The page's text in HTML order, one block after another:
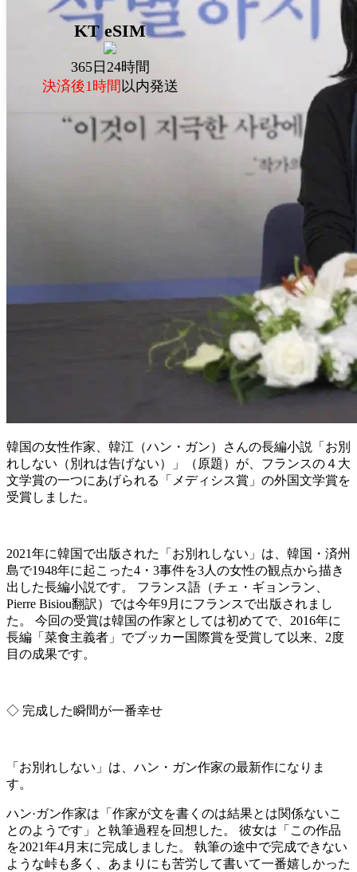
KT eSIM
365日24時間
決済後1時間 以内発送
韓国の女性作家、韓江（ハン・ガン）さんの長編小説「お別
れしない（別れは告げない）
」（原題）が、フランスの４大
文学賞の一つにあげられる「メディシス賞」の外国文学賞を
受賞しました。
2021年に韓国で出版された「お別れしない」は、韓国・済州
島で1948年に起こった4・3事件を3人の女性の観点から描き
出した長編小説です。 フランス語（チェ・ギョンラン、
Pierre Bisiou翻訳）では今年9月にフランスで出版されまし
た。 今回の受賞は韓国の作家としては初めてで、2016年に
長編「菜食主義者」でブッカー国際賞を受賞して以来、2度
目の成果です。
◇ 完成した瞬間が一番幸せ
「お別れしない」は、ハン・ガン作家の最新作になりま
す。
ハン·ガン作家は「作家が文を書くのは結果とは関係ないこ
とのようです」と執筆過程を回想した。 彼女は「この作品
を2021年4月末に完成しました。 執筆の途中で完成できない
ような峠も多く、あまりにも苦労して書いて一番嬉しかった